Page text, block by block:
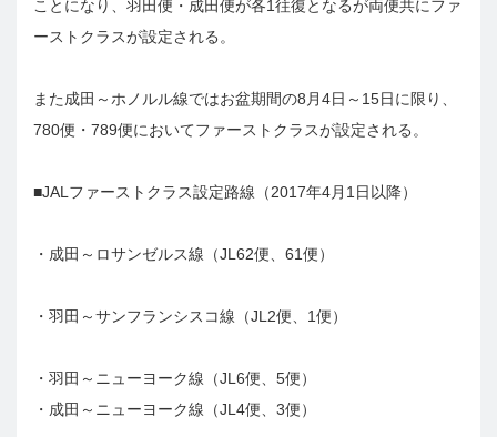
ことになり、羽田便・成田便が各1往復となるが両便共にファ
ーストクラスが設定される。
また成田～ホノルル線ではお盆期間の8月4日～15日に限り、
780便・789便においてファーストクラスが設定される。
■JALファーストクラス設定路線（2017年4月1日以降）
・成田～ロサンゼルス線（JL62便、61便）
・羽田～サンフランシスコ線（JL2便、1便）
・羽田～ニューヨーク線（JL6便、5便）
・成田～ニューヨーク線（JL4便、3便）